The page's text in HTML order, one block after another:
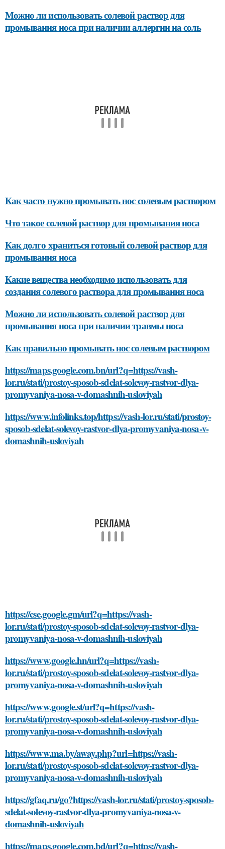
Можно ли использовать солевой раствор для
промывания носа при наличии аллергии на соль
Как часто нужно промывать нос солевым раствором
Что такое солевой раствор для промывания носа
Как долго храниться готовый солевой раствор для
промывания носа
Какие вещества необходимо использовать для
создания солевого раствора для промывания носа
Можно ли использовать солевой раствор для
промывания носа при наличии травмы носа
Как правильно промывать нос солевым раствором
https://maps.google.com.bn/url?q=https://vash-
lor.ru/stati/prostoy-sposob-sdelat-solevoy-rastvor-dlya-
promyvaniya-nosa-v-domashnih-usloviyah
https://www.infolinks.top/https://vash-lor.ru/stati/prostoy-
sposob-sdelat-solevoy-rastvor-dlya-promyvaniya-nosa-v-
domashnih-usloviyah
https://cse.google.gm/url?q=https://vash-
lor.ru/stati/prostoy-sposob-sdelat-solevoy-rastvor-dlya-
promyvaniya-nosa-v-domashnih-usloviyah
https://www.google.hn/url?q=https://vash-
lor.ru/stati/prostoy-sposob-sdelat-solevoy-rastvor-dlya-
promyvaniya-nosa-v-domashnih-usloviyah
https://www.google.st/url?q=https://vash-
lor.ru/stati/prostoy-sposob-sdelat-solevoy-rastvor-dlya-
promyvaniya-nosa-v-domashnih-usloviyah
https://www.ma.by/away.php?url=https://vash-
lor.ru/stati/prostoy-sposob-sdelat-solevoy-rastvor-dlya-
promyvaniya-nosa-v-domashnih-usloviyah
https://gfaq.ru/go?https://vash-lor.ru/stati/prostoy-sposob-
sdelat-solevoy-rastvor-dlya-promyvaniya-nosa-v-
domashnih-usloviyah
https://maps.google.com.bd/url?q=https://vash-